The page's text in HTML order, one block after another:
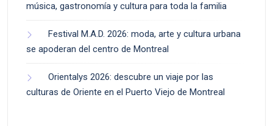
música, gastronomía y cultura para toda la familia
Festival M.A.D. 2026: moda, arte y cultura urbana
se apoderan del centro de Montreal
Orientalys 2026: descubre un viaje por las
culturas de Oriente en el Puerto Viejo de Montreal